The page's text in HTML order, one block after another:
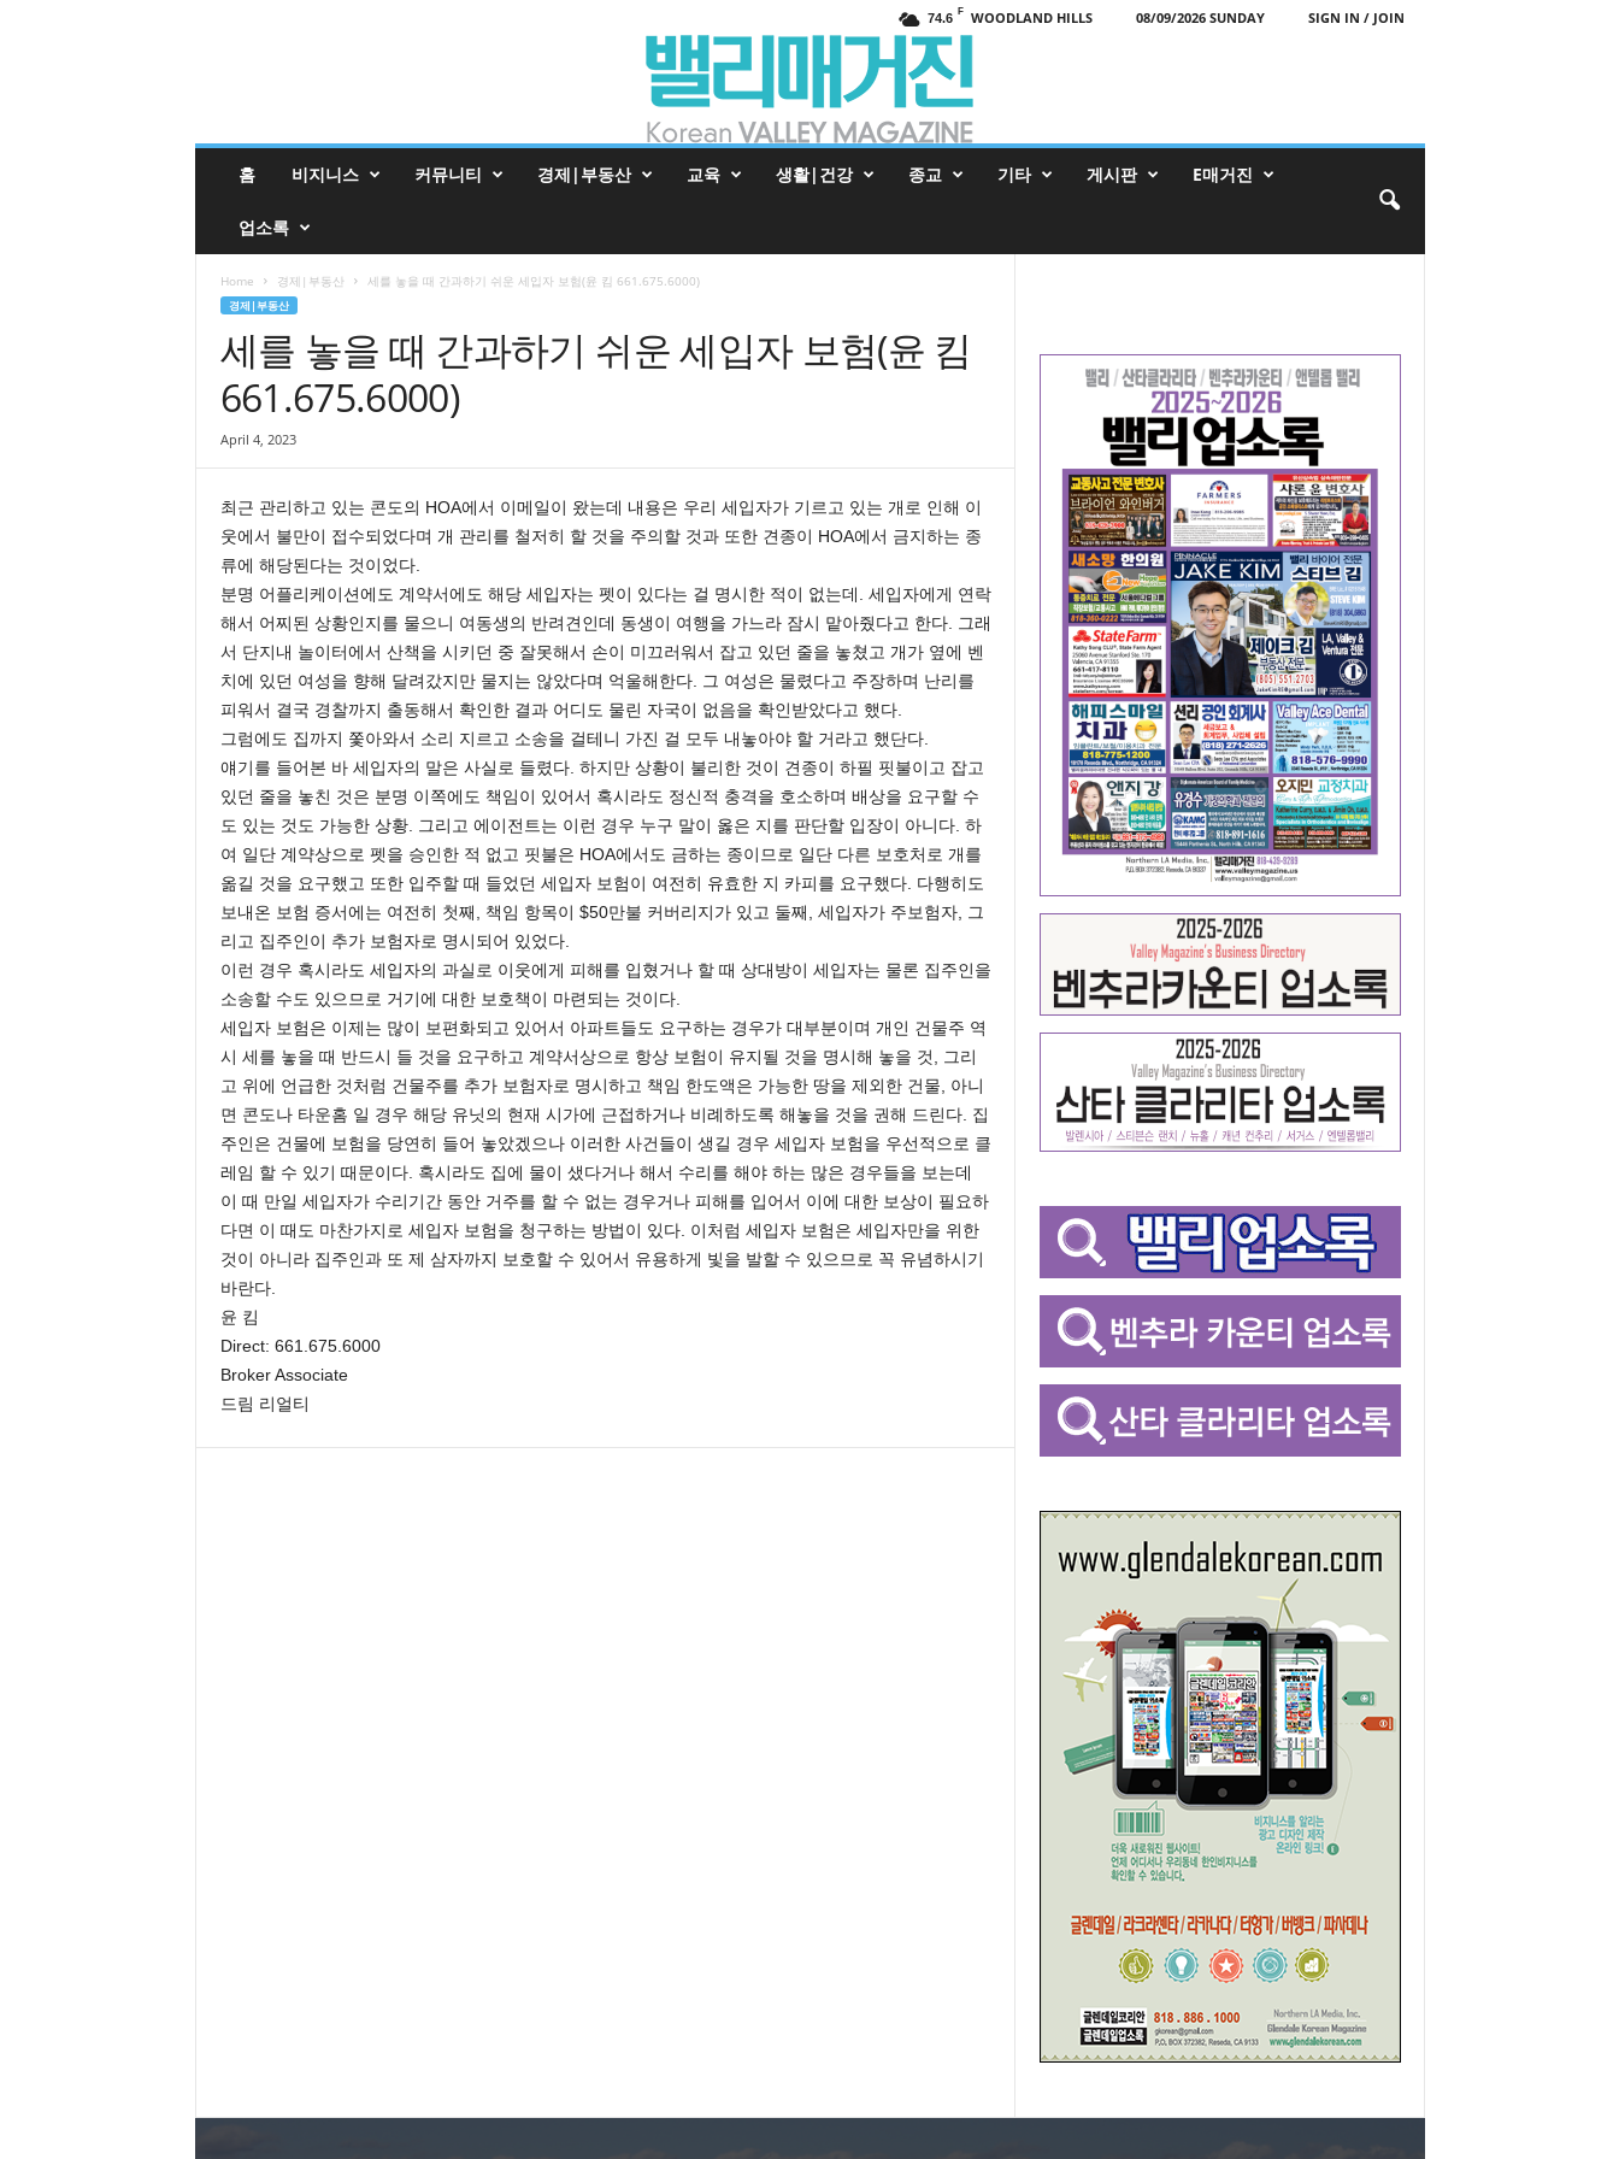
74.6 F WOODLAND HILLS 08/09/2026 SUNDAY SIGN IN / JOIN
진
홈 비지니스 커뮤니티 경제|부동산 교육 생활|건강 종교 기타 게시판 E매거진
업소록
Home 경제|부동산 세를 놓을 때 간과하기 쉬운 세입자 보험(윤 킴 661.675.6000)
경제|부동산
세를 놓을 때 간과하기 쉬운 세입자 보험(윤 킴
661.675.6000)
April 4, 2023
최근 관리하고 있는 콘도의 HOA에서 이메일이 왔는데 내용은 우리 세입자가 기르고 있는 개로 인해 이
웃에서 불만이 접수되었다며 개 관리를 철저히 할 것을 주의할 것과 또한 견종이 HOA에서 금지하는 종
류에 해당된다는 것이었다.
분명 어플리케이션에도 계약서에도 해당 세입자는 펫이 있다는 걸 명시한 적이 없는데. 세입자에게 연락
해서 어찌된 상황인지를 물으니 여동생의 반려견인데 동생이 여행을 가느라 잠시 맡아줬다고 한다. 그래
서 단지내 놀이터에서 산책을 시키던 중 잘못해서 손이 미끄러워서 잡고 있던 줄을 놓쳤고 개가 옆에 벤
치에 있던 여성을 향해 달려갔지만 물지는 않았다며 억울해한다. 그 여성은 물렸다고 주장하며 난리를
피워서 결국 경찰까지 출동해서 확인한 결과 어디도 물린 자국이 없음을 확인받았다고 했다.
그럼에도 집까지 쫓아와서 소리 지르고 소송을 걸테니 가진 걸 모두 내놓아야 할 거라고 했단다.
얘기를 들어본 바 세입자의 말은 사실로 들렸다. 하지만 상황이 불리한 것이 견종이 하필 핏불이고 잡고
있던 줄을 놓친 것은 분명 이쪽에도 책임이 있어서 혹시라도 정신적 충격을 호소하며 배상을 요구할 수
도 있는 것도 가능한 상황. 그리고 에이전트는 이런 경우 누구 말이 옳은 지를 판단할 입장이 아니다. 하
여 일단 계약상으로 펫을 승인한 적 없고 핏불은 HOA에서도 금하는 종이므로 일단 다른 보호처로 개를
옮길 것을 요구했고 또한 입주할 때 들었던 세입자 보험이 여전히 유효한 지 카피를 요구했다. 다행히도
보내온 보험 증서에는 여전히 첫째, 책임 항목이 $50만불 커버리지가 있고 둘째, 세입자가 주보험자, 그
리고 집주인이 추가 보험자로 명시되어 있었다.
이런 경우 혹시라도 세입자의 과실로 이웃에게 피해를 입혔거나 할 때 상대방이 세입자는 물론 집주인을
소송할 수도 있으므로 거기에 대한 보호책이 마련되는 것이다.
세입자 보험은 이제는 많이 보편화되고 있어서 아파트들도 요구하는 경우가 대부분이며 개인 건물주 역
시 세를 놓을 때 반드시 들 것을 요구하고 계약서상으로 항상 보험이 유지될 것을 명시해 놓을 것, 그리
고 위에 언급한 것처럼 건물주를 추가 보험자로 명시하고 책임 한도액은 가능한 땅을 제외한 건물, 아니
면 콘도나 타운홈 일 경우 해당 유닛의 현재 시가에 근접하거나 비례하도록 해놓을 것을 권해 드린다. 집
주인은 건물에 보험을 당연히 들어 놓았겠으나 이러한 사건들이 생길 경우 세입자 보험을 우선적으로 클
레임 할 수 있기 때문이다. 혹시라도 집에 물이 샜다거나 해서 수리를 해야 하는 많은 경우들을 보는데
이 때 만일 세입자가 수리기간 동안 거주를 할 수 없는 경우거나 피해를 입어서 이에 대한 보상이 필요하
다면 이 때도 마찬가지로 세입자 보험을 청구하는 방법이 있다. 이처럼 세입자 보험은 세입자만을 위한
것이 아니라 집주인과 또 제 삼자까지 보호할 수 있어서 유용하게 빛을 발할 수 있으므로 꼭 유념하시기
바란다.
윤 킴
Direct: 661.675.6000
Broker Associate
드림 리얼티